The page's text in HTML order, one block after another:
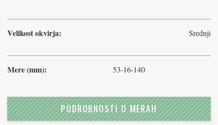
Velikost okvirja: Srednji
Mere (mm): 53-16-140
PODROBNOSTI O MERAH